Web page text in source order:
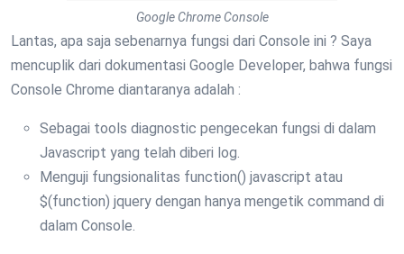
Google Chrome Console
Lantas, apa saja sebenarnya fungsi dari Console ini ? Saya
mencuplik dari dokumentasi Google Developer, bahwa fungsi
Console Chrome diantaranya adalah :
Sebagai tools diagnostic pengecekan fungsi di dalam
Javascript yang telah diberi log.
Menguji fungsionalitas function() javascript atau
$(function) jquery dengan hanya mengetik command di
dalam Console.